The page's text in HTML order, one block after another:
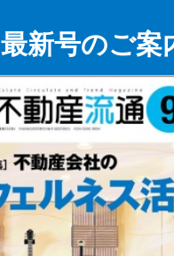
最新号のご案